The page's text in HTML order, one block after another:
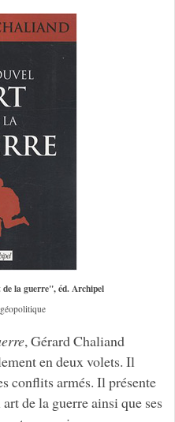
la guerre", éd. Archipel
, Gérard Chaliand
en deux volets. Il
conflits armés. Il présente
de la guerre ainsi que ses